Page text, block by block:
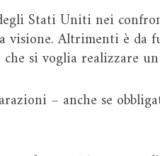
Stati Uniti nei
visione. Altrimenti è
si voglia realizzare un
– anche se